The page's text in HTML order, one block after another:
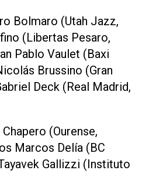
Bolmaro (Utah Jazz,
(Libertas Pesaro,
Pablo Vaulet (Baxi
Brussino (Gran
Deck (Real Madrid,
(Ourense,
Marcos Delía (BC
Gallizzi (Instituto